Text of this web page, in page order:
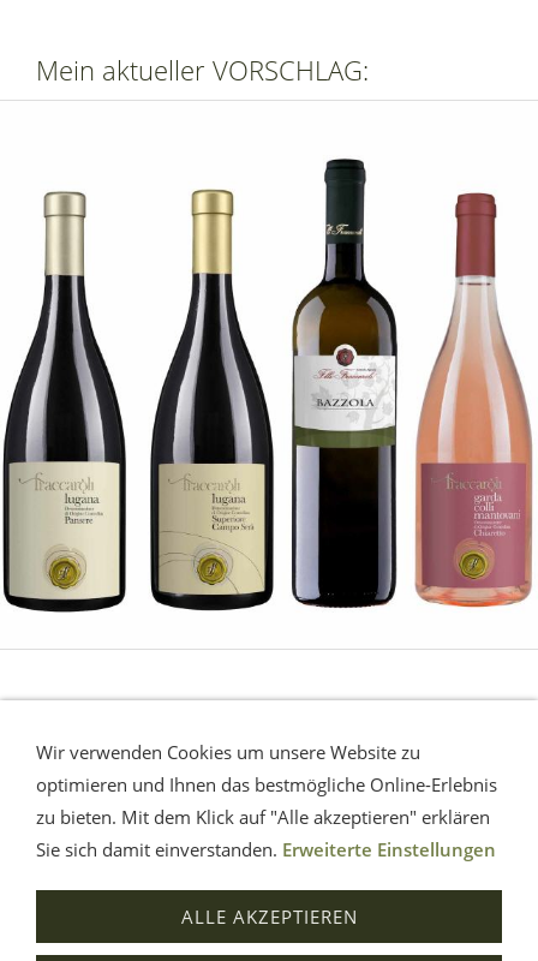
Mein aktueller VORSCHLAG:
Die sommerliche Erfrischung vom Gardasee.Eine
Musterauswahl.
Impressum AGB Widerrufsrecht
Datenschutz
Hilfe
Versand
Wir verwenden Cookies um unsere Website zu
optimieren und Ihnen das bestmögliche Online-Erlebnis
zu bieten. Mit dem Klick auf "Alle akzeptieren" erklären
Sie sich damit einverstanden. Erweiterte Einstellungen
ALLE AKZEPTIEREN